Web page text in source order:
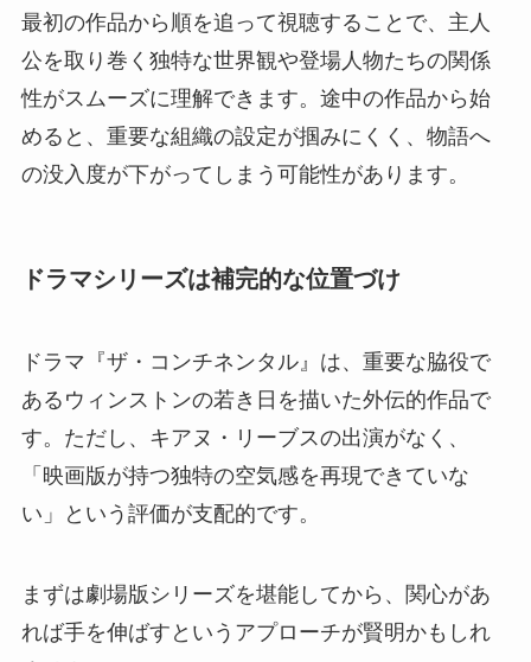
最初の作品から順を追って視聴することで、主人
公を取り巻く独特な世界観や登場人物たちの関係
性がスムーズに理解できます。途中の作品から始
めると、重要な組織の設定が掴みにくく、物語へ
の没入度が下がってしまう可能性があります。
ドラマシリーズは補完的な位置づけ
ドラマ『ザ・コンチネンタル』は、重要な脇役で
あるウィンストンの若き日を描いた外伝的作品で
す。ただし、キアヌ・リーブスの出演がなく、
「映画版が持つ独特の空気感を再現できていな
い」という評価が支配的です。
まずは劇場版シリーズを堪能してから、関心があ
れば手を伸ばすというアプローチが賢明かもしれ